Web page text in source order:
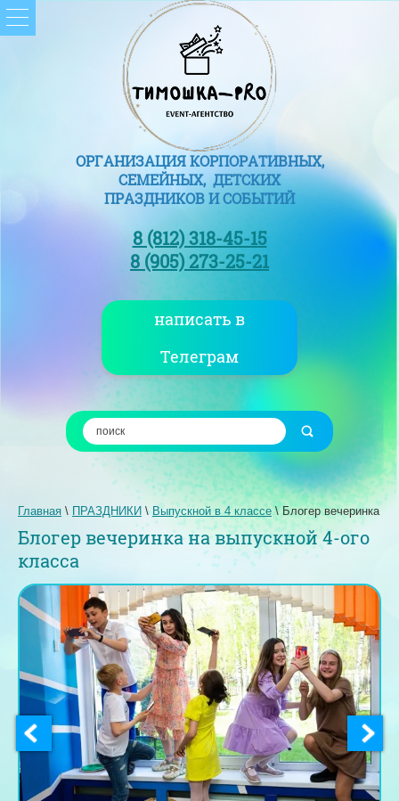
ОРГАНИЗАЦИЯ КОРПОРАТИВНЫХ,
СЕМЕЙНЫХ, ДЕТСКИХ
ПРАЗДНИКОВ И СОБЫТИЙ
8 (812) 318-45-15
8 (905) 273-25-21
написать в
Телеграм
Главная \ ПРАЗДНИКИ \ Выпускной в 4 классе \ Блогер вечеринка
Блогер вечеринка на выпускной 4-ого
класса